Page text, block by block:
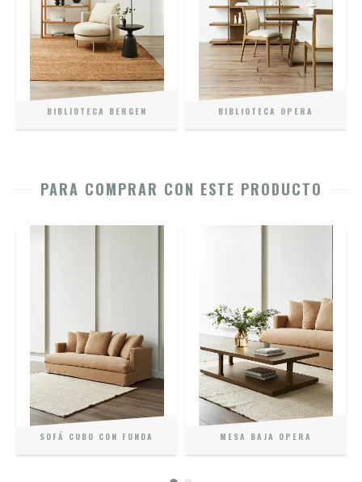
BIBLIOTECA BERGEN BIBLIOTECA OPERA
PARA COMPRAR CON ESTE PRODUCTO
SOFÁ CUBO CON FUNDA MESA BAJA OPERA